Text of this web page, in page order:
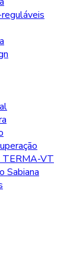
TERMA-VT
Sabiana